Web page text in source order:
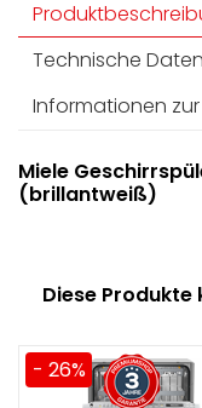
Technische Daten
Informationen
Miele
(brillantweiß)
Diese Produkte
- 26%